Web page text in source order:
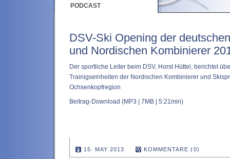
PODCAST
DSV-Ski Opening der
und Nordischen Kombinierer
Der sportliche Leiter beim DSV, Horst Hüttel, berichtet
Trainigseinheiten der Nordischen Kombinierer und
Ochsenkopfregion
Beitrag-Download (MP3 | 7MB | 5:21min)
15. MAY 2013 KOMMENTARE (0)